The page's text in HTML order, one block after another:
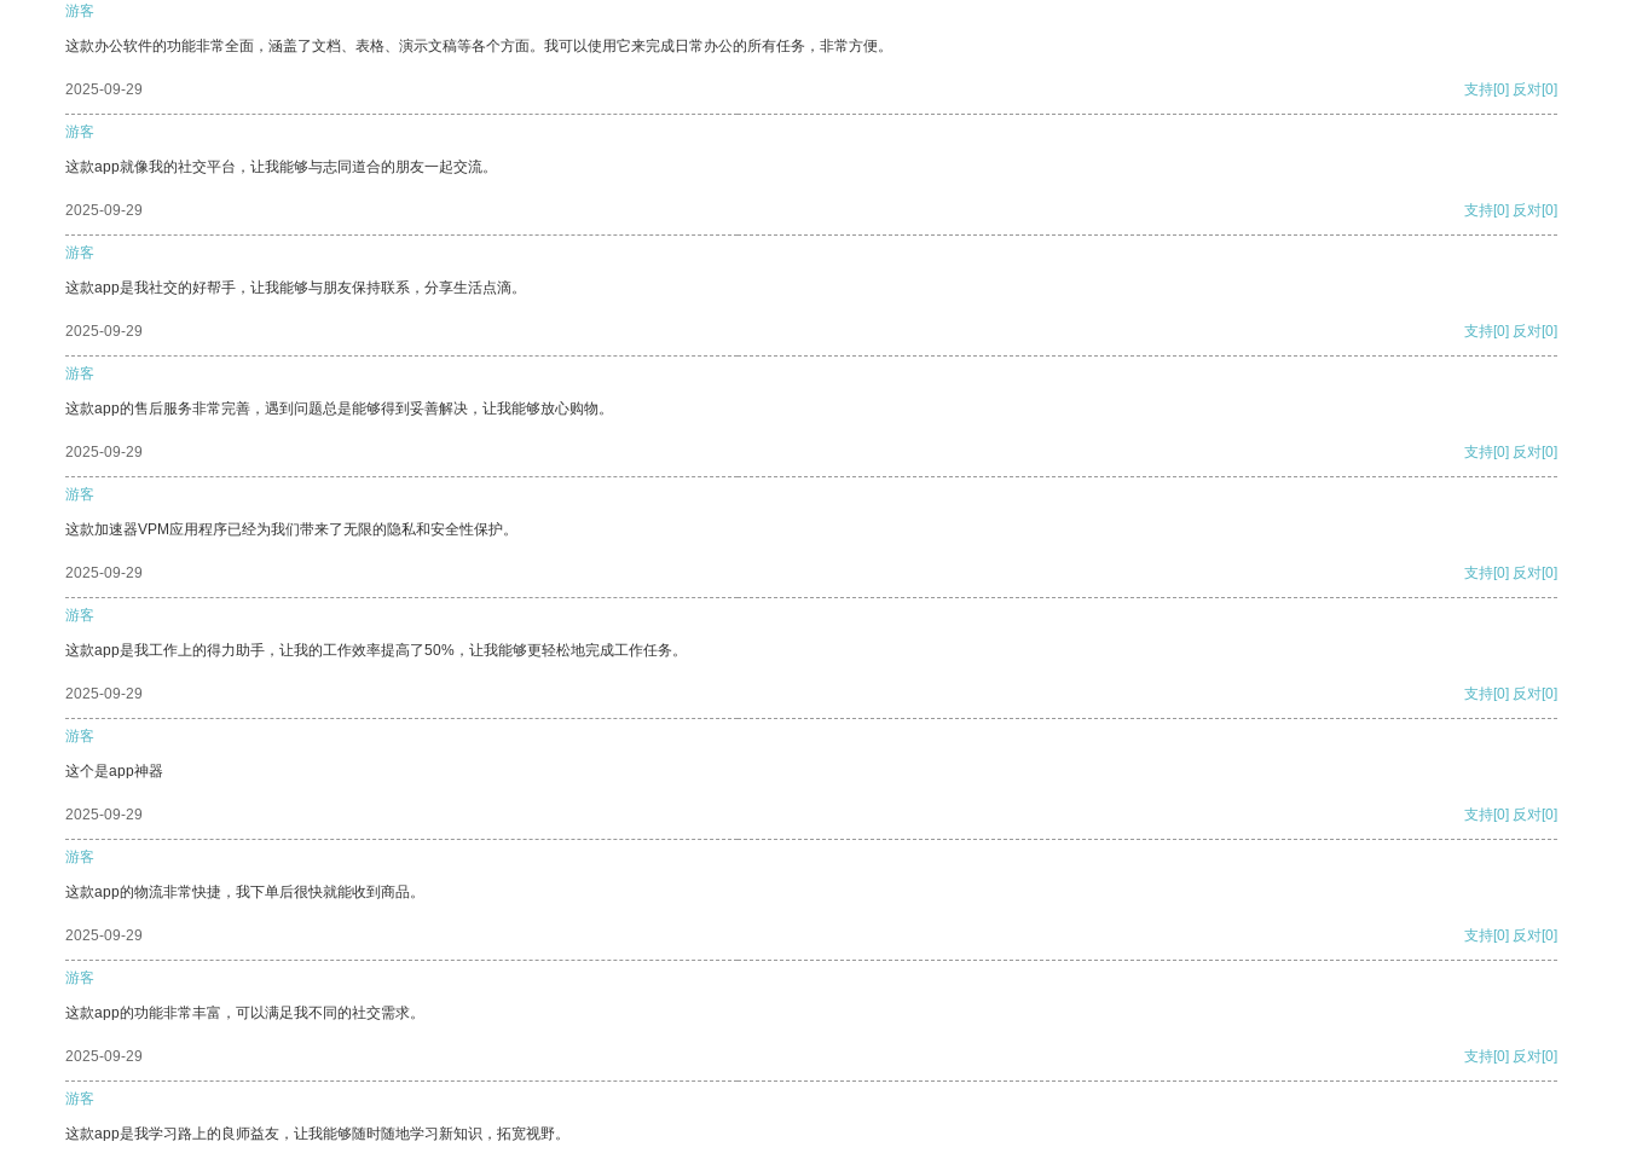
游客
这款办公软件的功能非常全面，涵盖了文档、表格、演示文稿等各个方面。我可以使用它来完成日常办公的所有任务，非常方便。
2025-09-29 支持[0] 反对[0]
游客
这款app就像我的社交平台，让我能够与志同道合的朋友一起交流。
2025-09-29 支持[0] 反对[0]
游客
这款app是我社交的好帮手，让我能够与朋友保持联系，分享生活点滴。
2025-09-29 支持[0] 反对[0]
游客
这款app的售后服务非常完善，遇到问题总是能够得到妥善解决，让我能够放心购物。
2025-09-29 支持[0] 反对[0]
游客
这款加速器VPM应用程序已经为我们带来了无限的隐私和安全性保护。
2025-09-29 支持[0] 反对[0]
游客
这款app是我工作上的得力助手，让我的工作效率提高了50%，让我能够更轻松地完成工作任务。
2025-09-29 支持[0] 反对[0]
游客
这个是app神器
2025-09-29 支持[0] 反对[0]
游客
这款app的物流非常快捷，我下单后很快就能收到商品。
2025-09-29 支持[0] 反对[0]
游客
这款app的功能非常丰富，可以满足我不同的社交需求。
2025-09-29 支持[0] 反对[0]
游客
这款app是我学习路上的良师益友，让我能够随时随地学习新知识，拓宽视野。